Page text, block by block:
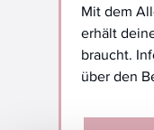
Mit dem
erhält
braucht.
über den